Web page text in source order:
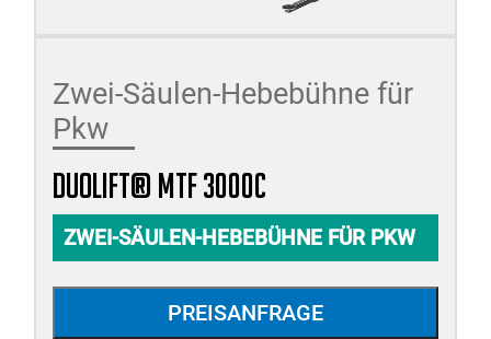
Zwei-Säulen-Hebebühne für
Pkw
duolift® MTF 3000C
ZWEI-SÄULEN-HEBEBÜHNE FÜR PKW
PREISANFRAGE